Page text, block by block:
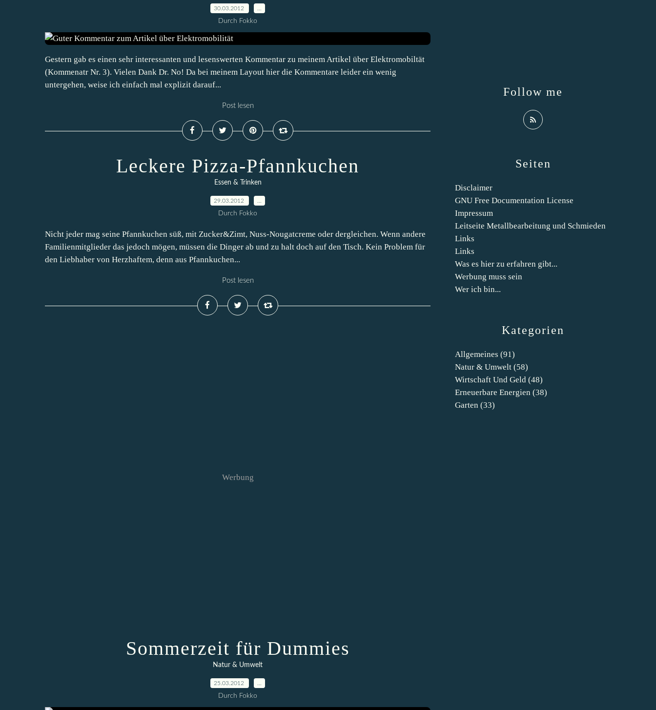
30.03.2012
Durch Fokko
Gestern gab es einen sehr interessanten und lesenswerten Kommentar zu meinem Artikel über Elektromobiltät
(Kommenatr Nr. 3). Vielen Dank Dr. No! Da bei meinem Layout hier die Kommentare leider ein wenig
untergehen, weise ich einfach mal explizit darauf...
Post lesen
Leckere Pizza-Pfannkuchen
Essen & Trinken
29.03.2012
Durch Fokko
Nicht jeder mag seine Pfannkuchen süß, mit Zucker&Zimt, Nuss-Nougatcreme oder dergleichen. Wenn andere
Familienmitglieder das jedoch mögen, müssen die Dinger ab und zu halt doch auf den Tisch. Kein Problem für
den Liebhaber von Herzhaftem, denn aus Pfannkuchen...
Post lesen
Werbung
Sommerzeit für Dummies
Natur & Umwelt
25.03.2012
Durch Fokko
Kategorien
Allgemeines (91)
Natur & Umwelt (58)
Wirtschaft Und Geld (48)
Erneuerbare Energien (38)
Garten (33)
Seiten
Disclaimer
GNU Free Documentation License
Impressum
Leitseite Metallbearbeitung und Schmieden
Links
Links
Was es hier zu erfahren gibt...
Werbung muss sein
Wer ich bin...
Follow me